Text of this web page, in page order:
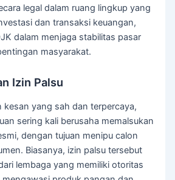
legal dalam ruang lingkup yang
dan transaksi keuangan,
dalam menjaga stabilitas pasar
masyarakat.
Izin Palsu
kesan yang sah dan terpercaya,
sering kali berusaha memalsukan
dengan tujuan menipu calon
Biasanya, izin palsu tersebut
lembaga yang memiliki otoritas